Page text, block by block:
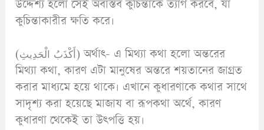
উদ্দেশ্য হলো সেই অবাস্তব কুচিন্তাকে ত্যাগ করবে, যা
কুচিন্তাকারীর ক্ষতি করে।
(أَكْذَبُ الْحَدِيثِ) অর্থাৎ- এ মিথ্যা কথা হলো অন্তরের
মিথ্যা কথা, কারণ এটা মানুষের অন্তরে শয়তানের জাগ্রত
করার মাধ্যমে হয়ে থাকে। এখানে কুধারণাকে কথার সাথে
সাদৃশ্য করা হয়েছে মাজায বা রূপকথা অর্থে, কারণ
কুধারণা থেকেই তা উৎপত্তি হয়।